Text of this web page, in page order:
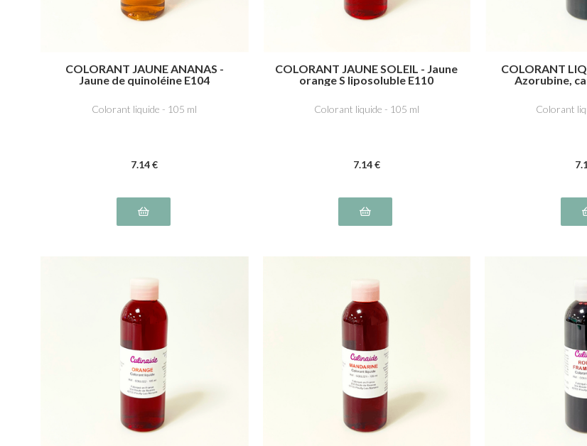
COLORANT JAUNE ANANAS -
Jaune de quinoléine E104
Colorant liquide - 105 ml
7.14€
COLORANT JAUNE SOLEIL - Jaune
orange S liposoluble E110
Colorant liquide - 105 ml
7.14€
COLORANT
Azorubine,
Colorant
7